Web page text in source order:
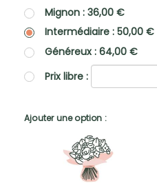
Mignon : 36,00 €
Intermédiaire : 50,00 €
Généreux : 64,00 €
Prix libre :
Ajouter une option :